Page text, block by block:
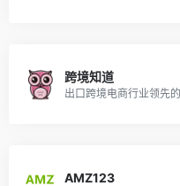
跨境知道
出口跨境电商行业领先
AMZ123